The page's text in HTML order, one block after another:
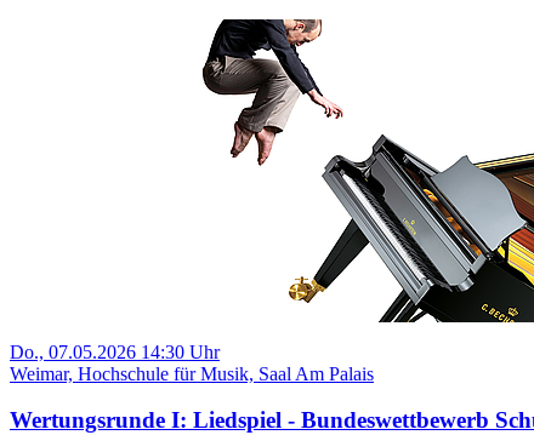
Do., 07.05.2026 14:30 Uhr
Weimar, Hochschule für Musik, Saal Am Palais
Wertungsrunde I: Liedspiel - Bundeswettbewerb